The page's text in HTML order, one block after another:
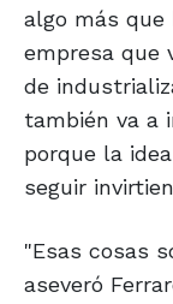
algo más que
empresa que
de
también va a
porque la
seguir
"Esas cosas
aseveró